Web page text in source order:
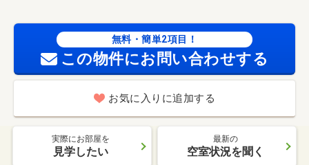
無料・簡単2項目！
この物件にお問い合わせする
お気に入りに追加する
実際にお部屋を
見学したい
最新の
空室状況を聞く